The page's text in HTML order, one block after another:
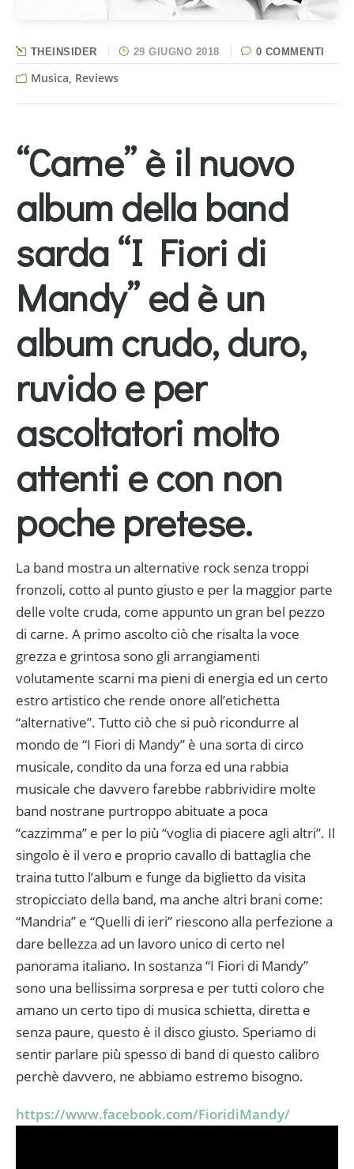
THEINSIDER 29 GIUGNO 2018 0 COMMENTI
Musica, Reviews
“Carne” è il nuovo
album della band
sarda “I Fiori di
Mandy” ed è un
album crudo, duro,
ruvido e per
ascoltatori molto
attenti e con non
poche pretese.
La band mostra un alternative rock senza troppi
fronzoli, cotto al punto giusto e per la maggior parte
delle volte cruda, come appunto un gran bel pezzo
di carne. A primo ascolto ciò che risalta la voce
grezza e grintosa sono gli arrangiamenti
volutamente scarni ma pieni di energia ed un certo
estro artistico che rende onore all’etichetta
“alternative”. Tutto ciò che si può ricondurre al
mondo de “I Fiori di Mandy” è una sorta di circo
musicale, condito da una forza ed una rabbia
musicale che davvero farebbe rabbrividire molte
band nostrane purtroppo abituate a poca
“cazzimma” e per lo più “voglia di piacere agli altri”. Il
singolo è il vero e proprio cavallo di battaglia che
traina tutto l’album e funge da biglietto da visita
stropicciato della band, ma anche altri brani come:
“Mandria” e “Quelli di ieri” riescono alla perfezione a
dare bellezza ad un lavoro unico di certo nel
panorama italiano. In sostanza “I Fiori di Mandy”
sono una bellissima sorpresa e per tutti coloro che
amano un certo tipo di musica schietta, diretta e
senza paure, questo è il disco giusto. Speriamo di
sentir parlare più spesso di band di questo calibro
perchè davvero, ne abbiamo estremo bisogno.
https://www.facebook.com/FioridiMandy/